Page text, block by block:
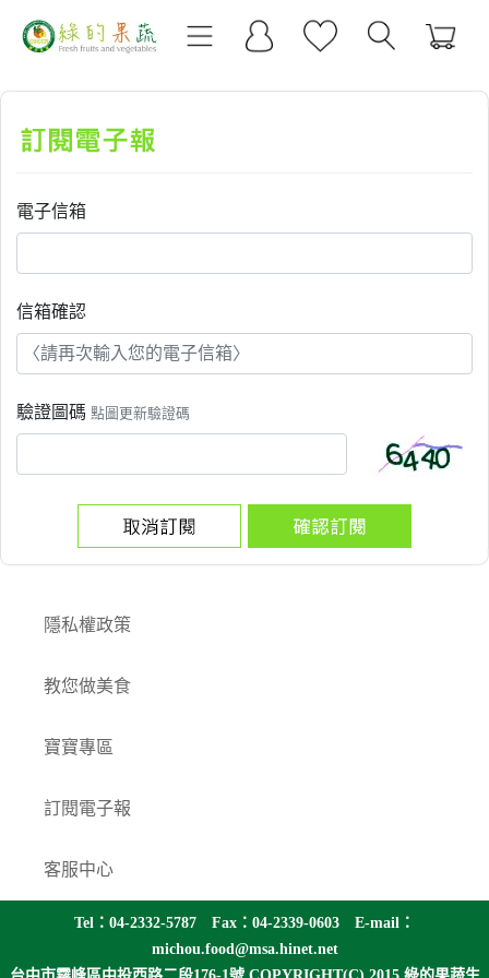
電子信箱
信箱確認
驗證圖碼 點圖更新驗證碼
隱私權政策
教您做美食
寶寶專區
訂閱電子報
客服中心
Tel：04-2332-5787 Fax：04-2339-0603 E-mail：
michou.food@msa.hinet.net